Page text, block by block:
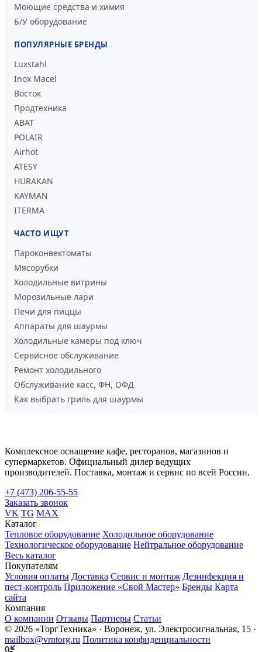
Моющие средства и химия
Б/У оборудование
ПОПУЛЯРНЫЕ БРЕНДЫ
Luxstahl
Inox Macel
Восток
Продтехника
ABAT
POLAIR
Airhot
ATESY
HURAKAN
KAYMAN
ITERMA
ЧАСТО ИЩУТ
Пароконвектоматы
Мясорубки
Холодильные витрины
Морозильные лари
Печи для пиццы
Аппараты для шаурмы
Холодильные камеры под ключ
Сервисное обслуживание
Ремонт холодильного
Обслуживание касс, ФН, ОФД
Как выбрать гриль для шаурмы
Комплексное оснащение кафе, ресторанов, магазинов и
супермаркетов. Официальный дилер ведущих
производителей. Поставка, монтаж и сервис по всей России.
+7 (473) 206-55-55
Заказать звонок
VK TG MAX
Каталог
Тепловое оборудование Холодильное оборудование
Технологическое оборудование Нейтральное оборудование
Весь каталог
Покупателям
Условия оплаты Доставка Сервис и монтаж Дезинфекция и
пест-контроль Приложение «Свой Мастер» Бренды Карта
сайта
Компания
О компании Отзывы Партнеры Статьи
© 2026 «ТоргТехника» · Воронеж, ул. Электросигнальная, 15 ·
mailbox@vrntorg.ru Политика конфиденциальности